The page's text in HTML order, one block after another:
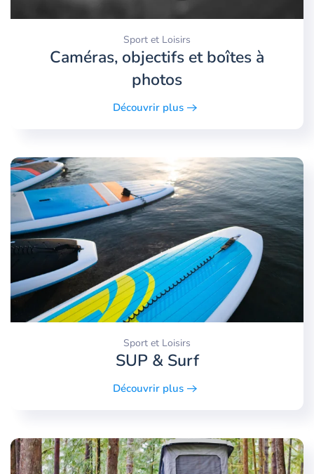
Sport et Loisirs
Caméras, objectifs et boîtes à
photos
Découvrir plus
Sport et Loisirs
SUP & Surf
Découvrir plus